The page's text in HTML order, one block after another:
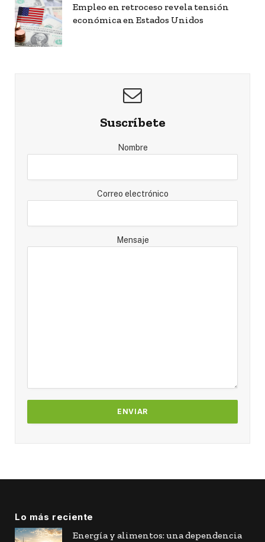
Empleo en retroceso revela tensión
económica en Estados Unidos
Suscríbete
Nombre
Correo electrónico
Mensaje
Lo más reciente
Energía y alimentos: una dependencia